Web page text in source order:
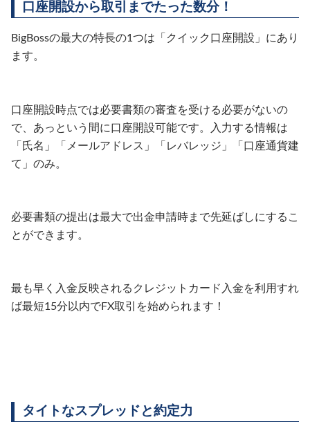
口座開設から取引までたった数分！
BigBossの最大の特長の1つは「クイック口座開設」にあり
ます。
口座開設時点では必要書類の審査を受ける必要がないの
で、あっという間に口座開設可能です。
入力する情報は
「氏名」「メールアドレス」「レバレッジ」「口座通貨建
て」のみ。
必要書類の提出は最大で出金申請時まで先延ばしにするこ
とができます。
最も早く入金反映されるクレジットカード入金を利用すれ
ば最短15分以内でFX取引を始められます！
タイトなスプレッドと約定力